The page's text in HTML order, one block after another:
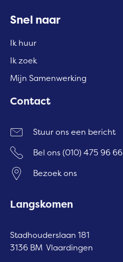
Contactinformatie
Snel naar
Ik huur
Ik zoek
Mijn Samenwerking
Contact
Stuur ons een bericht
Bel ons(010) 475 96 66
Bezoek ons
Langskomen
Stadhouderslaan 181
3136 BM Vlaardingen